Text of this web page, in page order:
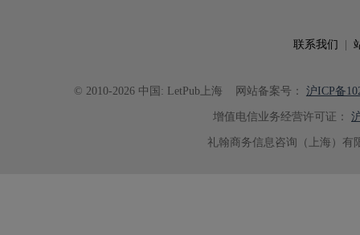
联系我们
© 2010-2026 中国: LetPub上海 网站备案号： 沪ICP备
增值电信业务经营许可证：
礼翰商务信息咨询（上海）